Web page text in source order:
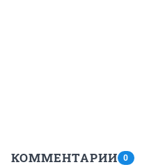
КОММЕНТАРИИ 0